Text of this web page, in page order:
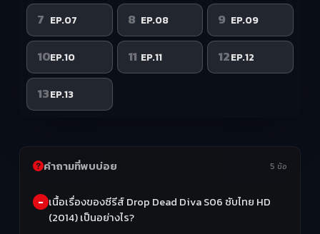
7 EP.07 8 EP.08 9 EP.09
10EP.10 11 EP.11 12EP.12
13EP.13
คำถามที่พบบ่อย 5 ข้อ
เนื้อเรื่องของซีรีส์ Drop Dead Diva S06 ซับไทย HD
(2014) เป็นอย่างไร?